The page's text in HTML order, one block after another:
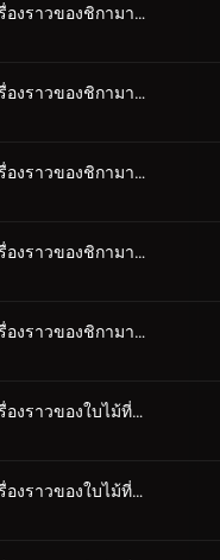
ตอนที่ 489 เรื่องราวของชิกามารุ เมฆล่องลอยในความมืดอันเงียบสงบ ตอนที่ 1: สถานการณ์
ตอนที่ 490 เรื่องราวของชิกามารุ เมฆล่องลอยในความมืดอันเงียบสงบ ตอนที่ 2 เมฆดำ
ตอนที่ 491 เรื่องราวของชิกามารุ เมฆล่องลอยไปในความมืดอันเงียบสงบ ตอนที่ 3: ความประมาท
ตอนที่ 492 เรื่องราวของชิกามารุ เมฆล่องลอยในความมืดอันเงียบสงบ ตอนที่ 4: เมฆแห่งความสงสัย
ตอนที่ 493 เรื่องราวของชิกามารุ เมฆล่องลอยในความมืดอันเงียบสงบ ตอนที่ 5 รุ่งอรุณ
ตอนที่ 494 เรื่องราวของใบไม้ที่ซ่อนอยู่ วันที่สมบูรณ์แบบสำหรับงานแต่งงาน ตอนที่ 1 งานแต่งงานของนารูโตะ
ตอนที่ 495 เรื่องราวของใบไม้ที่ซ่อนอยู่ วันที่สมบูรณ์แบบสำหรับงานแต่งงาน ตอนที่ 2: ของขวัญแต่งงานที่เต็มเปี่ยมไปด้วยพลัง